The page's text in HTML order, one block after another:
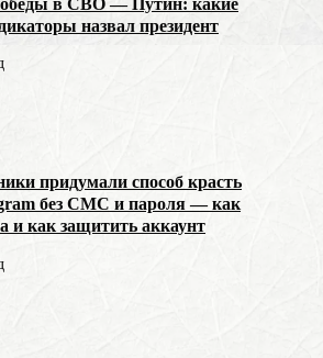
назвал президент
придумали способ красть
без СМС и пароля — как
и как защитить аккаунт